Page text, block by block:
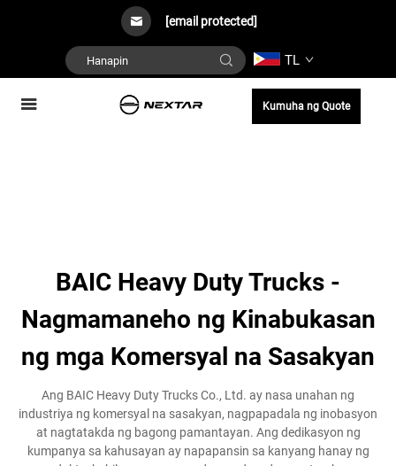
[email protected]
TL
Kumuha ng Quote
BAIC Heavy Duty Trucks -
Nagmamaneho ng Kinabukasan
ng mga Komersyal na Sasakyan
Ang BAIC Heavy Duty Trucks Co., Ltd. ay nasa unahan ng
industriya ng komersyal na sasakyan, nagpapadala ng inobasyon
at nagtatakda ng bagong pamantayan. Ang dedikasyon ng
kumpanya sa kahusayan ay napapansin sa kanyang hanay ng